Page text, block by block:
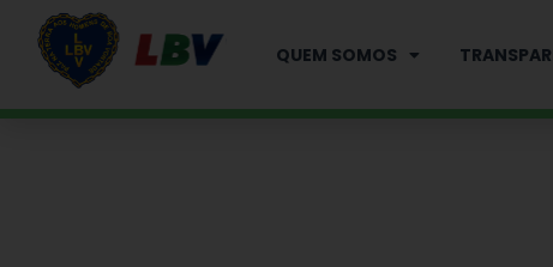
QUEM SOMOS